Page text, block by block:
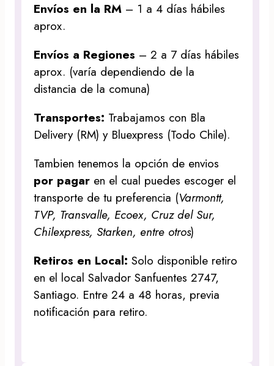
Envíos en la RM – 1 a 4 días hábiles
aprox.
Envíos a Regiones – 2 a 7 días hábiles
aprox. (varía dependiendo de la
distancia de la comuna)
Transportes: Trabajamos con Bla
Delivery (RM) y Bluexpress (Todo Chile).
Tambien tenemos la opción de envios
por pagar en el cual puedes escoger el
transporte de tu preferencia (Varmontt,
TVP, Transvalle, Ecoex, Cruz del Sur,
Chilexpress, Starken, entre otros)
Retiros en Local:Solo disponible retiro
en el local Salvador Sanfuentes 2747,
Santiago. Entre 24 a 48 horas, previa
notificación para retiro.